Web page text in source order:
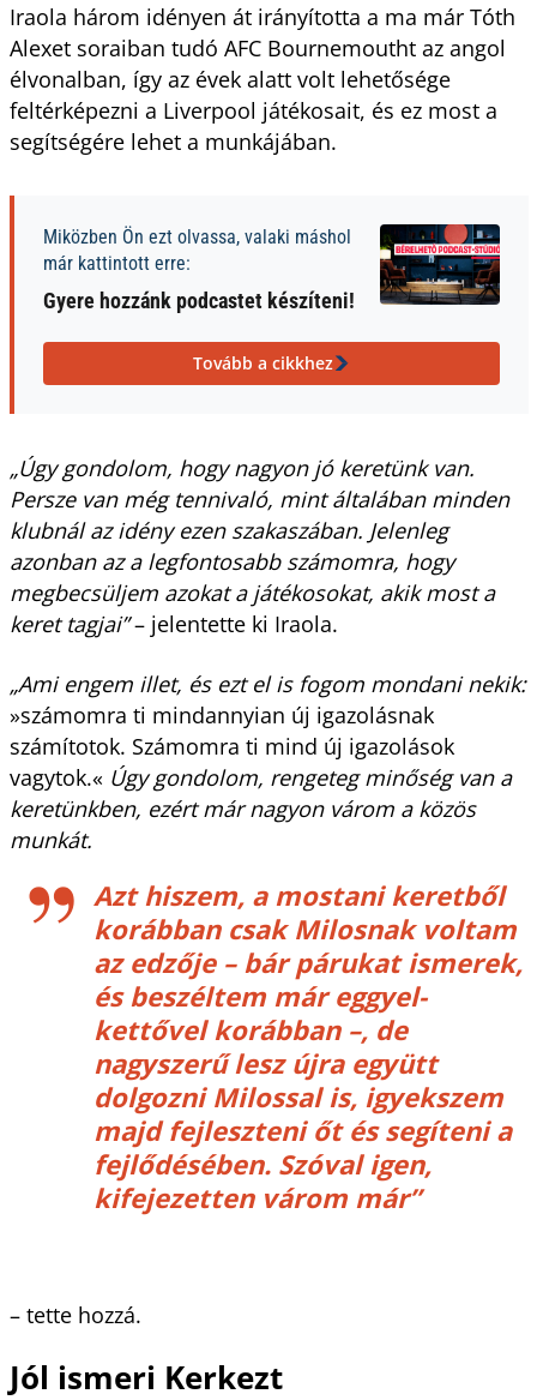
Iraola három idényen át irányította a ma már Tóth
Alexet soraiban tudó AFC Bournemoutht az angol
élvonalban, így az évek alatt volt lehetősége
feltérképezni a Liverpool játékosait, és ez most a
segítségére lehet a munkájában.
Miközben Ön ezt olvassa, valaki máshol
már kattintott erre:
Gyere hozzánk podcastet készíteni!
Tovább a cikkhez
„Úgy gondolom, hogy nagyon jó keretünk van.
Persze van még tennivaló, mint általában minden
klubnál az idény ezen szakaszában. Jelenleg
azonban az a legfontosabb számomra, hogy
megbecsüljem azokat a játékosokat, akik most a
keret tagjai”– jelentette ki Iraola.
„Ami engem illet, és ezt el is fogom mondani nekik:
»számomra ti mindannyian új igazolásnak
számítotok. Számomra ti mind új igazolások
vagytok.« Úgy gondolom, rengeteg minőség van a
keretünkben, ezért már nagyon várom a közös
munkát.
Azt hiszem, a mostani keretből
korábban csak Milosnak voltam
az edzője – bár párukat ismerek,
és beszéltem már eggyel-
kettővel korábban –, de
nagyszerű lesz újra együtt
dolgozni Milossal is, igyekszem
majd fejleszteni őt és segíteni a
fejlődésében. Szóval igen,
kifejezetten várom már”
– tette hozzá.
Jól ismeri Kerkezt